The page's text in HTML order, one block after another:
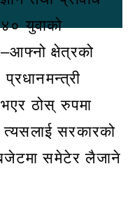
युवाको
क्षेत्रको
ठोस् रुपमा
सरकारको
समेटेर लैजाने